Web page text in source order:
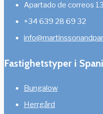
Apartado de correos
+34 639 28 69 32
Fastighetstyper i
Bungalow
Herrgård